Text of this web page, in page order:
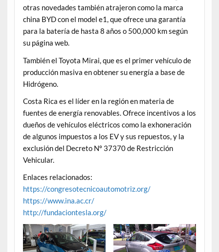
otras novedades también atrajeron como la marca
china BYD con el model e1, que ofrece una garantía
para la batería de hasta 8 años o 500,000 km según
su página web.
También el Toyota Mirai, que es el primer vehículo de
producción masiva en obtener su energía a base de
Hidrógeno.
Costa Rica es el líder en la región en materia de
fuentes de energía renovables. Ofrece incentivos a los
dueños de vehículos eléctricos como la exhoneración
de algunos impuestos a los EV y sus repuestos, y la
exclusión del Decreto Nº 37370 de Restricción
Vehicular.
Enlaces relacionados:
https://congresotecnicoautomotriz.org/
https://www.ina.ac.cr/
http://fundaciontesla.org/